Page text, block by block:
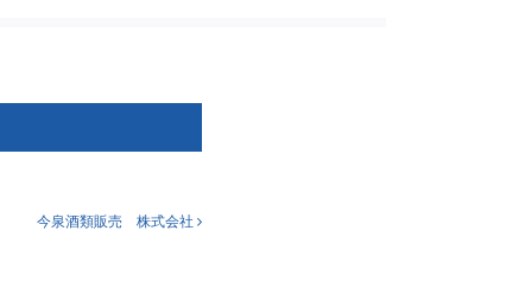
今泉酒類販売 株式会社